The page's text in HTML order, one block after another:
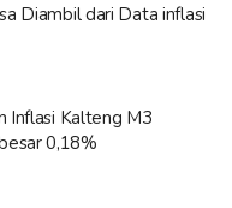
Diambil dari Data inflasi
Inflasi Kalteng M3
0,18%